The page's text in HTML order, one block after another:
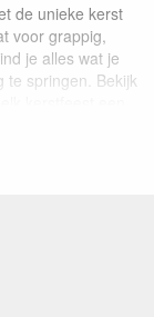
de unieke kerst
voor grappig,
je alles wat je
te springen. Bekijk
kerstfeest een
lichtjes. Perfect
collega’s.
kerstlook.